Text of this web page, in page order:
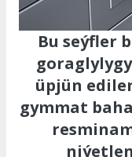
Bu seýfler
üpjün
gymmat